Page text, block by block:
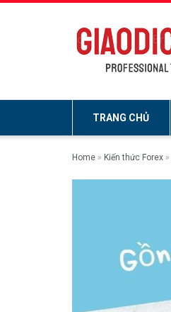
TRANG CHỦ
Home » Kiến thức Forex »